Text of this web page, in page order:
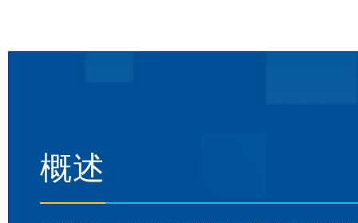
概述